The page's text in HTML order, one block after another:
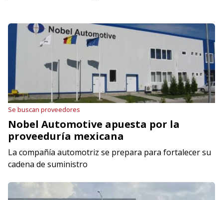
Se buscan proveedores
Nobel Automotive apuesta por la
proveeduría mexicana
La compañía automotriz se prepara para fortalecer su
cadena de suministro